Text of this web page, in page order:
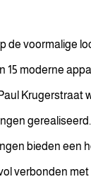
de voormalige
15 moderne
Krugerstraat
bieden een
verbonden